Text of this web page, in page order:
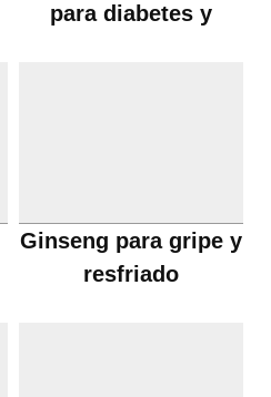
para diabetes y
Ginseng para gripe y
resfriado